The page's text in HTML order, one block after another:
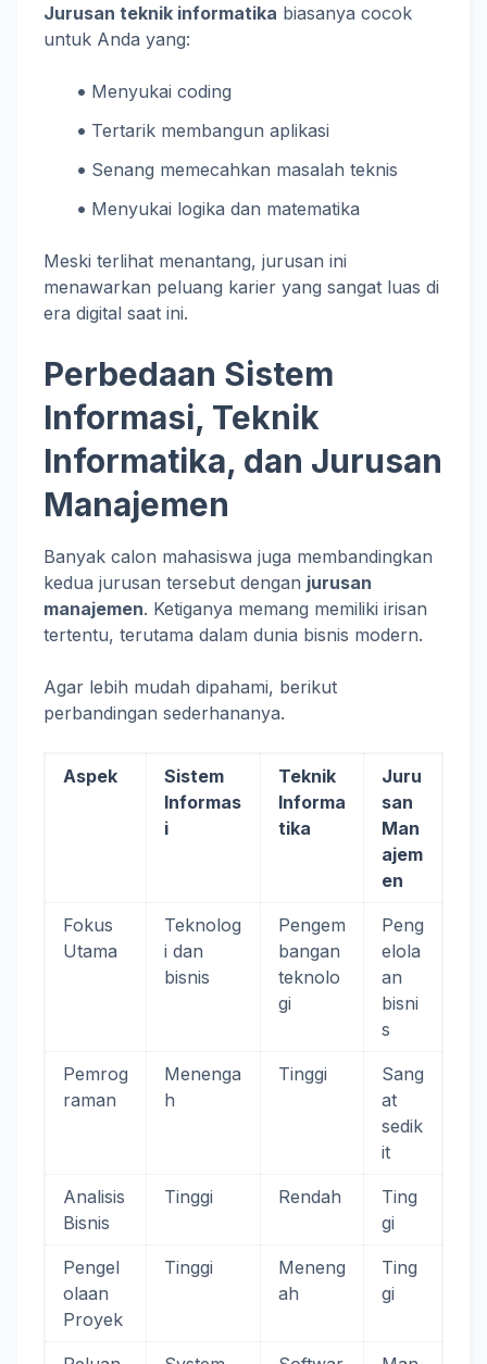
Jurusan teknik informatika biasanya cocok
untuk Anda yang:
Menyukai coding
Tertarik membangun aplikasi
Senang memecahkan masalah teknis
Menyukai logika dan matematika
Meski terlihat menantang, jurusan ini
menawarkan peluang karier yang sangat luas di
era digital saat ini.
Perbedaan Sistem
Informasi, Teknik
Informatika, dan Jurusan
Manajemen
Banyak calon mahasiswa juga membandingkan
kedua jurusan tersebut dengan jurusan
manajemen. Ketiganya memang memiliki irisan
tertentu, terutama dalam dunia bisnis modern.
Agar lebih mudah dipahami, berikut
perbandingan sederhananya.
Aspek
Sistem
Informas
i
Teknik
Informa
tika
Juru
san
Man
ajem
en
Fokus
Utama
Teknolog
i dan
bisnis
Pengem
bangan
teknolo
gi
Peng
elola
an
bisni
s
Pemrog
raman
Menenga
h
Tinggi
Sang
at
sedik
it
Analisis
Bisnis
Tinggi Rendah
Ting
gi
Pengel
olaan
Proyek
Tinggi
Meneng
ah
Ting
gi